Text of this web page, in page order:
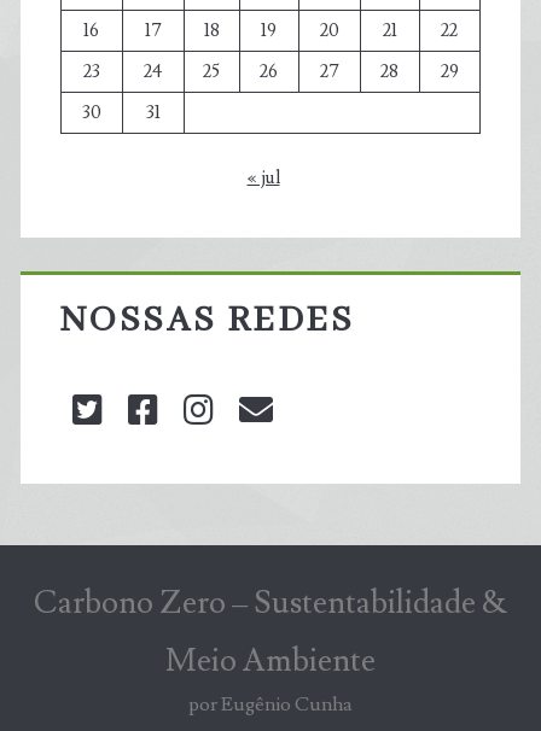
16
17 18 19 20 21
22
23
24 25 26 27 28
29
30
31
« jul
NOSSAS REDES
twitterfacebookinstagram
Carbono Zero – Sustentabilidade &
Meio Ambiente
por Eugênio Cunha